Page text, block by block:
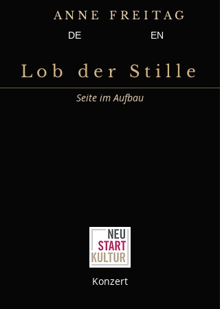
A N N E F R E I T A G
DE EN
L o b d e r S t i l l e
Seite im Aufbau
Konzert